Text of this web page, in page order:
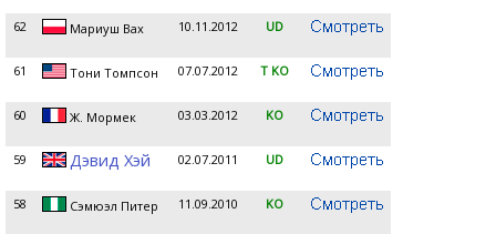
62 Мариуш Вах 10.11.2012 UD
61 Тони Томпсон 07.07.2012 T KO
60 Ж. Мормек 03.03.2012 KO
59 Дэвид Хэй 02.07.2011 UD
58 Сэмюэл Питер 11.09.2010 KO